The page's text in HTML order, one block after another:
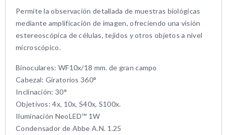
Permite la observación detallada de muestras biológicas
mediante amplificación de imagen, ofreciendo una visión
estereoscópica de células, tejidos y otros objetos a nivel
microscópico.
Binoculares: WF10x/18 mm. de gran campo
Cabezal: Giratorios 360°
Inclinación: 30°
Objetivos: 4x, 10x, S40x, S100x.
Iluminación NeoLED™ 1W
Condensador de Abbe A.N. 1.25